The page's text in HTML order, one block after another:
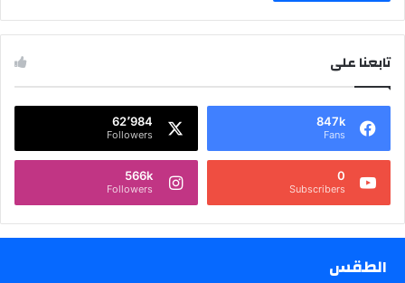
تابعنا على
847k
Fans
62٬984
Followers
0
Subscribers
566k
Followers
الطقس